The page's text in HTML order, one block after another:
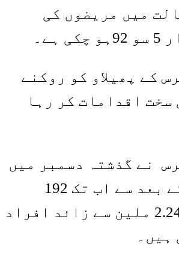
میں مریضوں کی
کے پھیلاو کو روکنے
سخت اقدامات کر رہا
نے گذشتہ دسمبر میں
شروع ہونے کے بعد سے اب تک 192
ممالک میں 2.24 ملین سے زائد افراد
ہیں۔